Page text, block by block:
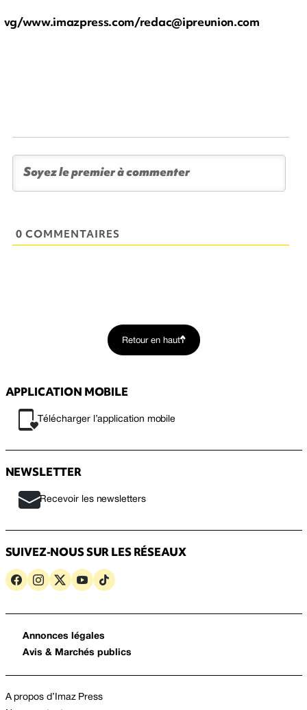
vg/www.imazpress.com/redac@ipreunion.com
0 COMMENTAIRES
Retour en haut
APPLICATION MOBILE
Télécharger l’application mobile
NEWSLETTER
Recevoir les newsletters
SUIVEZ-NOUS SUR LES RÉSEAUX
Annonces légales
Avis & Marchés publics
A propos d’Imaz Press